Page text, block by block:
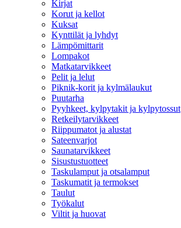
Kirjat
Korut ja kellot
Kuksat
Kynttilät ja lyhdyt
Lämpömittarit
Lompakot
Matkatarvikkeet
Pelit ja lelut
Piknik-korit ja kylmälaukut
Puutarha
Pyyhkeet, kylpytakit ja kylpytossut
Retkeilytarvikkeet
Riippumatot ja alustat
Sateenvarjot
Saunatarvikkeet
Sisustustuotteet
Taskulamput ja otsalamput
Taskumatit ja termokset
Taulut
Työkalut
Viltit ja huovat